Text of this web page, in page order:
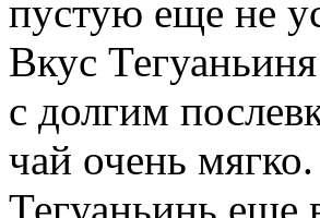
пустую еще не
Вкус
с долгим
чай очень